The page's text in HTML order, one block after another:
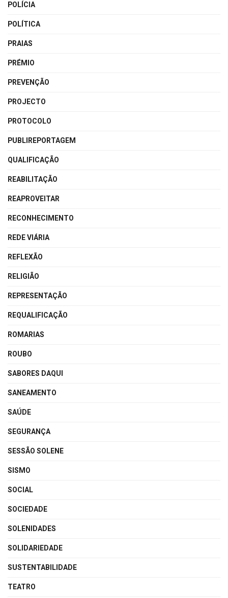
POLÍCIA
POLÍTICA
PRAIAS
PRÉMIO
PREVENÇÃO
PROJECTO
PROTOCOLO
PUBLIREPORTAGEM
QUALIFICAÇÃO
REABILITAÇÃO
REAPROVEITAR
RECONHECIMENTO
REDE VIÁRIA
REFLEXÃO
RELIGIÃO
REPRESENTAÇÃO
REQUALIFICAÇÃO
ROMARIAS
ROUBO
SABORES DAQUI
SANEAMENTO
SAÚDE
SEGURANÇA
SESSÃO SOLENE
SISMO
SOCIAL
SOCIEDADE
SOLENIDADES
SOLIDARIEDADE
SUSTENTABILIDADE
TEATRO